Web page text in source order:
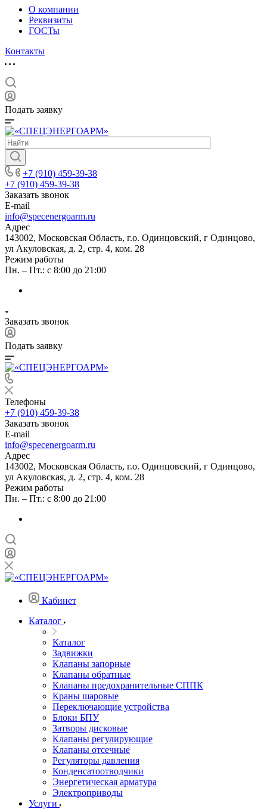
О компании
Реквизиты
ГОСТы
Контакты
Подать заявку
+7 (910) 459-39-38
+7 (910) 459-39-38
Заказать звонок
E-mail
info@specenergoarm.ru
Адрес
143002, Московская Область, г.о. Одинцовский, г Одинцово,
ул Акуловская, д. 2, стр. 4, ком. 28
Режим работы
Пн. – Пт.: с 8:00 до 21:00
Заказать звонок
Подать заявку
Телефоны
+7 (910) 459-39-38
Заказать звонок
E-mail
info@specenergoarm.ru
Адрес
143002, Московская Область, г.о. Одинцовский, г Одинцово,
ул Акуловская, д. 2, стр. 4, ком. 28
Режим работы
Пн. – Пт.: с 8:00 до 21:00
Кабинет
Каталог
Каталог
Задвижки
Клапаны запорные
Клапаны обратные
Клапаны предохранительные СППК
Краны шаровые
Переключающие устройства
Блоки БПУ
Затворы дисковые
Клапаны регулирующие
Клапаны отсечные
Регуляторы давления
Конденсатоотводчики
Энергетическая арматура
Электроприводы
Услуги